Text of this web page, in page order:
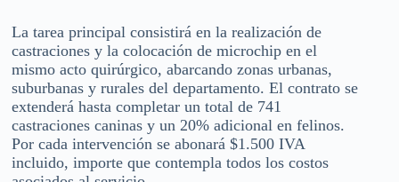
La tarea principal consistirá en la realización de
castraciones y la colocación de microchip en el
mismo acto quirúrgico, abarcando zonas urbanas,
suburbanas y rurales del departamento. El contrato se
extenderá hasta completar un total de 741
castraciones caninas y un 20% adicional en felinos.
Por cada intervención se abonará $1.500 IVA
incluido, importe que contempla todos los costos